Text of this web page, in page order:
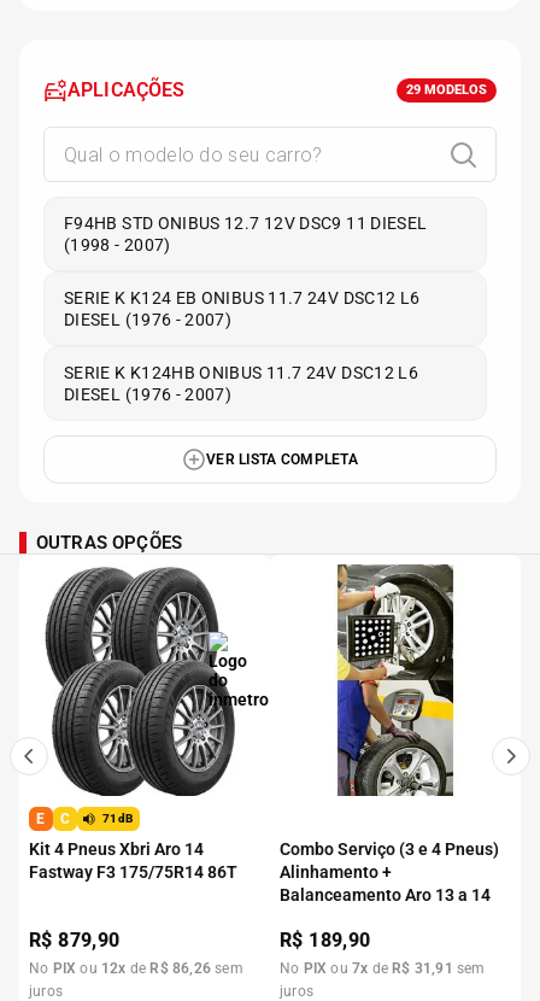
APLICAÇÕES 29 MODELOS
F94HB STD ONIBUS 12.7 12V DSC9 11 DIESEL
(1998 - 2007)
SERIE K K124 EB ONIBUS 11.7 24V DSC12 L6
DIESEL (1976 - 2007)
SERIE K K124HB ONIBUS 11.7 24V DSC12 L6
DIESEL (1976 - 2007)
VER LISTA COMPLETA
OUTRAS OPÇÕES
E C 71dB
Kit 4 Pneus Xbri Aro 14
Fastway F3 175/75R14 86T
R$879,90
No PIX ou 12x de R$ 86,26 sem
juros
Combo Serviço (3 e 4 Pneus)
Alinhamento +
Balanceamento Aro 13 a 14
R$ 189,90
No PIX ou7x de R$ 31 ,91 sem
juros